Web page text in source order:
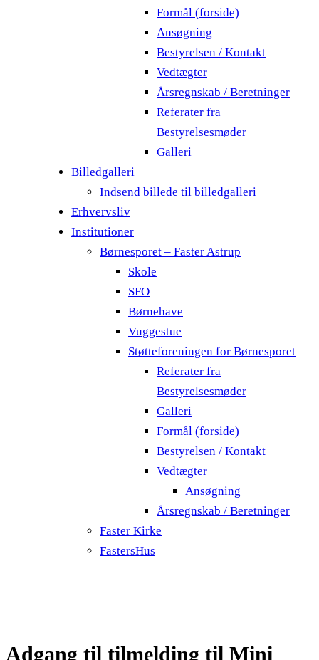
Formål (forside)
Ansøgning
Bestyrelsen / Kontakt
Vedtægter
Årsregnskab / Beretninger
Referater fra
Bestyrelsesmøder
Galleri
Billedgalleri
Indsend billede til billedgalleri
Erhvervsliv
Institutioner
Børnesporet – Faster Astrup
Skole
SFO
Børnehave
Vuggestue
Støtteforeningen for Børnesporet
Referater fra
Bestyrelsesmøder
Galleri
Formål (forside)
Bestyrelsen / Kontakt
Vedtægter
Ansøgning
Årsregnskab / Beretninger
Faster Kirke
FastersHus
Adgang til tilmelding til Mini